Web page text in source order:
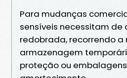
Para mudanças
sensíveis necessitam de
redobrada, recorrendo
armazenagem
proteção ou